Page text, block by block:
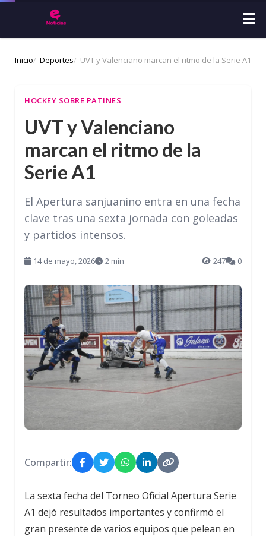
Inicio Deportes UVT y Valenciano marcan el ritmo de la Serie A1
HOCKEY SOBRE PATINES
UVT y Valenciano
marcan el ritmo de la
Serie A1
El Apertura sanjuanino entra en una fecha
clave tras una sexta jornada con goleadas
y partidos intensos.
14 de mayo, 2026 2 min 247 0
Compartir:
La sexta fecha del Torneo Oficial Apertura Serie
A1 dejó resultados importantes y confirmó el
gran presente de varios equipos que pelean en